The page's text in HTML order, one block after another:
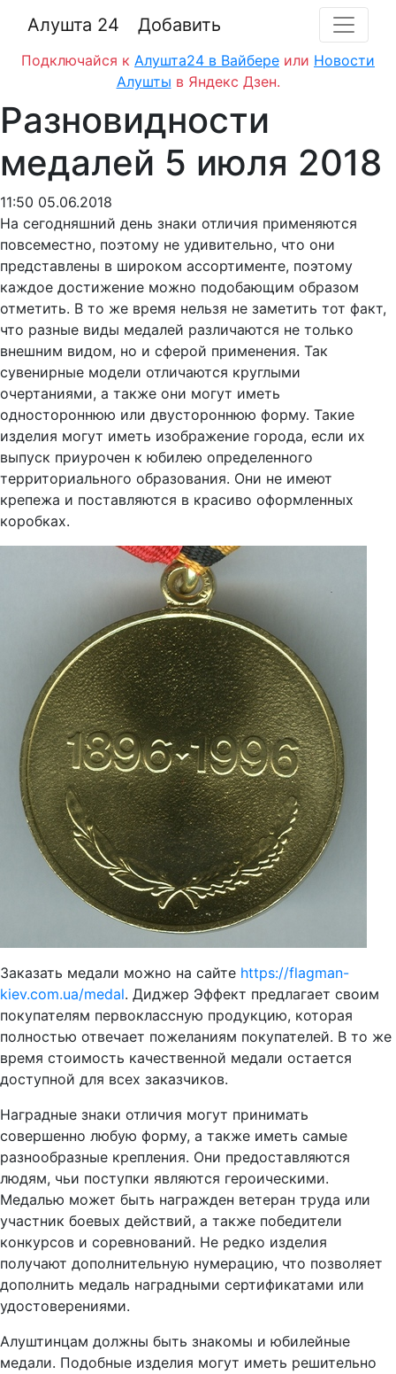
Алушта 24 Добавить
Подключайся к Алушта24 в Вайбере или Новости
Алушты в Яндекс Дзен.
Разновидности
медалей 5 июля 2018
11:50 05.06.2018
На сегодняшний день знаки отличия применяются
повсеместно, поэтому не удивительно, что они
представлены в широком ассортименте, поэтому
каждое достижение можно подобающим образом
отметить. В то же время нельзя не заметить тот факт,
что разные виды медалей различаются не только
внешним видом, но и сферой применения. Так
сувенирные модели отличаются круглыми
очертаниями, а также они могут иметь
одностороннюю или двустороннюю форму. Такие
изделия могут иметь изображение города, если их
выпуск приурочен к юбилею определенного
территориального образования. Они не имеют
крепежа и поставляются в красиво оформленных
коробках.
Заказать медали можно на сайте https://flagman-
kiev.com.ua/medal. Диджер Эффект предлагает своим
покупателям первоклассную продукцию, которая
полностью отвечает пожеланиям покупателей. В то же
время стоимость качественной медали остается
доступной для всех заказчиков.
Наградные знаки отличия могут принимать
совершенно любую форму, а также иметь самые
разнообразные крепления. Они предоставляются
людям, чьи поступки являются героическими.
Медалью может быть награжден ветеран труда или
участник боевых действий, а также победители
конкурсов и соревнований. Не редко изделия
получают дополнительную нумерацию, что позволяет
дополнить медаль наградными сертификатами или
удостоверениями.
Алуштинцам должны быть знакомы и юбилейные
медали. Подобные изделия могут иметь решительно